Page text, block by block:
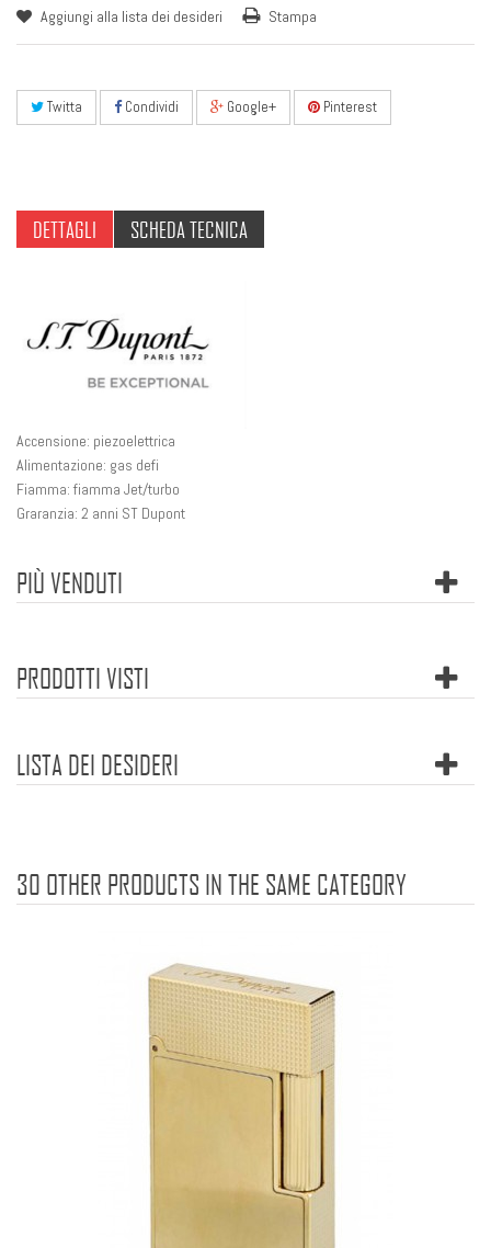
Aggiungi alla lista dei desideri Stampa
Twitta Condividi Google+ Pinterest
DETTAGLI SCHEDA TECNICA
Accensione: piezoelettrica
Alimentazione: gas defi
Fiamma: fiamma Jet/turbo
Graranzia: 2 anni ST Dupont
PIÙ VENDUTI
PRODOTTI VISTI
LISTA DEI DESIDERI
30 OTHER PRODUCTS IN THE SAME CATEGORY